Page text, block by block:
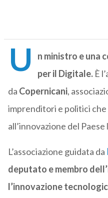
U
n ministro e una
per il Digitale. È
da Copernicani,
imprenditori e politici
all’innovazione del Paese
L’associazione guidata da
deputato e membro
l’innovazione